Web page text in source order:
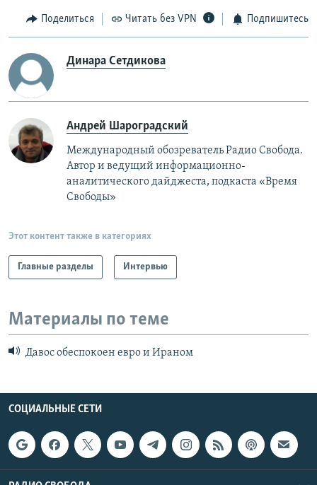
Поделиться Читать без VPN Подпишитесь
Динара Сетдикова
Андрей Шароградский
Международный обозреватель Радио Свобода.
Автор и ведущий информационно-
аналитического дайджеста, подкаста «Время
Свободы»
Этот контент также в категориях
Главные разделы Интервью
Материалы по теме
Давос обеспокоен евро и Ираном
СОЦИАЛЬНЫЕ СЕТИ